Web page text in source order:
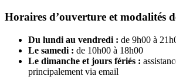
Horaires d’ouverture et modalités
Du lundi au vendredi : de 9h00 à
Le samedi : de 10h00 à 18h00
Le dimanche et jours fériés :
principalement via email